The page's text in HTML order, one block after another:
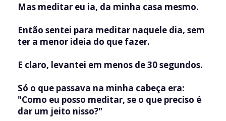
Mas meditar eu ia, da minha casa mesmo.
Então sentei para meditar naquele dia, sem
ter a menor ideia do que fazer.
E claro, levantei em menos de 30 segundos.
Só o que passava na minha cabeça era:
"Como eu posso meditar, se o que preciso é
dar um jeito nisso?"